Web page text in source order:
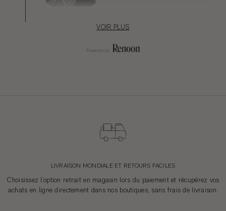
FINITIONS ET COMPOSANTS
Gladiotex
Modena, Italie
Pavarotti Fashion Packaging srl
Carpi, Italie
VOIR PLUS
LIVRAISON MONDIALE ET RETOURS FACILES
Choisissez l’option retrait en magasin lors du paiement et récupérez vos
achats en ligne directement dans nos boutiques, sans frais de livraison.